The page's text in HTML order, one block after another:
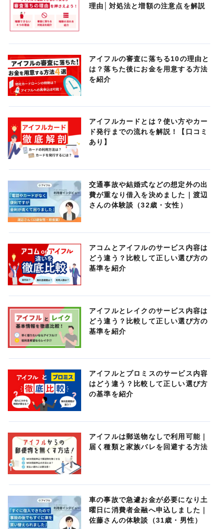
理由│対処法と増額の注意点を解説
アイフルの審査に落ちる10の理由と
は？落ちた後にお金を用意する方法
を紹介
アイフルカードとは？使い方やカー
ド発行までの流れを解説！【口コミ
あり】
交通事故や結婚式などの想定外の出
費が重なり借入を決めました｜渡辺
さんの体験談（32歳・女性）
アコムとアイフルのサービス内容は
どう違う？比較して正しい選び方の
基準を紹介
アイフルとレイクのサービス内容は
どう違う？比較して正しい選び方の
基準を紹介
アイフルとプロミスのサービス内容
はどう違う？比較して正しい選び方
の基準を紹介
アイフルは郵送物なしで利用可能｜
届く種類と家族バレを回避する方法
車の事故で急遽お金が必要になり土
曜日に消費者金融へ申込しました｜
佐藤さんの体験談（31歳・男性）